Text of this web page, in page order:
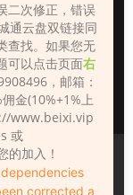
）
二次修正，错误
通云盘双链接同
查找。如果您无
可以点击页面右
，邮箱：
金(10%+1%上
www.beixi.vip
或
加入！
corrected a